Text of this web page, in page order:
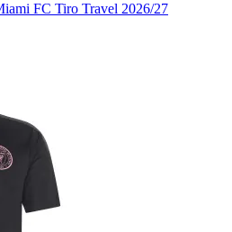
FC Tiro Travel 2026/27